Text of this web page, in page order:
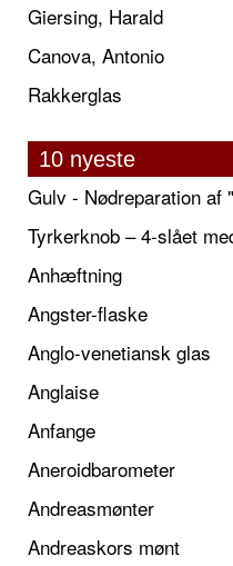
Giersing, Harald
Canova, Antonio
Rakkerglas
10 nyeste
Gulv - Nødreparation af
Tyrkerknob – 4-slået
Anhæftning
Angster-flaske
Anglo-venetiansk glas
Anglaise
Anfange
Aneroidbarometer
Andreasmønter
Andreaskors mønt